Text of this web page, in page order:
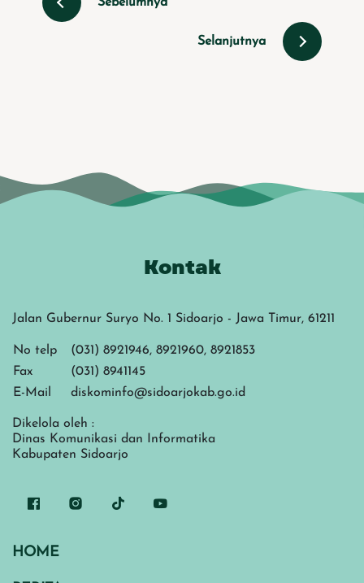
Selanjutnya
Kontak
Jalan Gubernur Suryo No. 1 Sidoarjo - Jawa Timur, 61211
No telp
(031) 8921946, 8921960, 8921853
Fax
(031) 8941145
E-Mail
diskominfo@sidoarjokab.go.id
Dikelola oleh :
Dinas Komunikasi dan Informatika
Kabupaten Sidoarjo
HOME